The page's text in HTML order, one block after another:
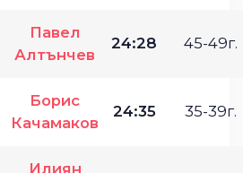
Павел
Алтънчев
24:28 45-49г.
Борис
Качамаков
24:35 35-39г.
Илиян